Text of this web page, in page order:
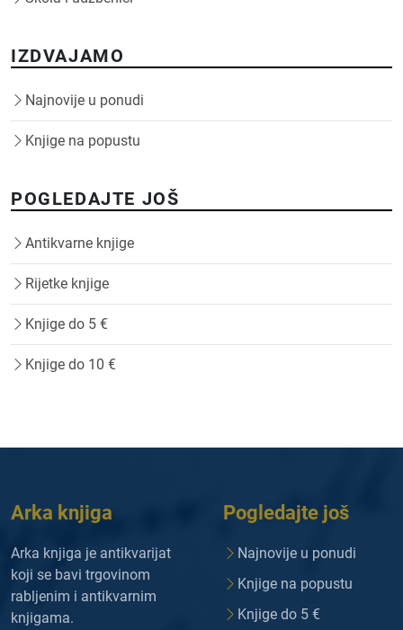
IZDVAJAMO
Najnovije u ponudi
Knjige na popustu
POGLEDAJTE JOŠ
Antikvarne knjige
Rijetke knjige
Knjige do 5 €
Knjige do 10 €
Arka knjiga
Arka knjiga je antikvarijat
koji se bavi trgovinom
rabljenim i antikvarnim
knjigama.
Pogledajte još
Najnovije u ponudi
Knjige na popustu
Knjige do 5 €